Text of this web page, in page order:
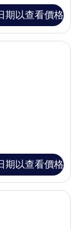
期以查看價格
工作空間、遮光
期以查看價格
雙人床, 海景 | 迷